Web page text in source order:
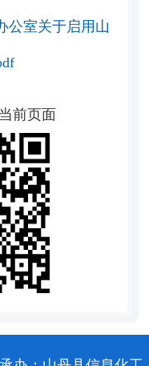
公室关于启用山
前页面